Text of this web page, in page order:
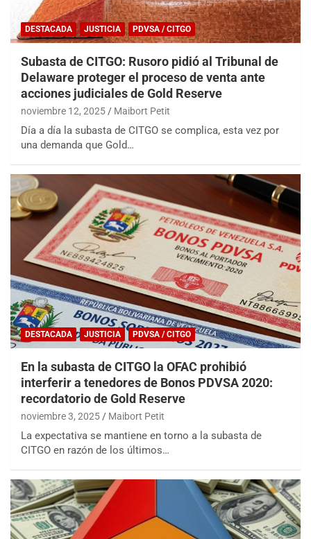
DESTACADA JUSTICIA PDVSA / CITGO
Subasta de CITGO: Rusoro pidió al Tribunal de
Delaware proteger el proceso de venta ante
acciones judiciales de Gold Reserve
noviembre 12, 2025 Maibort Petit
Día a día la subasta de CITGO se complica, esta vez por
una demanda que Gold…
DESTACADA JUSTICIA PDVSA / CITGO
En la subasta de CITGO la OFAC prohibió
interferir a tenedores de Bonos PDVSA 2020:
recordatorio de Gold Reserve
noviembre 3, 2025 Maibort Petit
La expectativa se mantiene en torno a la subasta de
CITGO en razón de los últimos…